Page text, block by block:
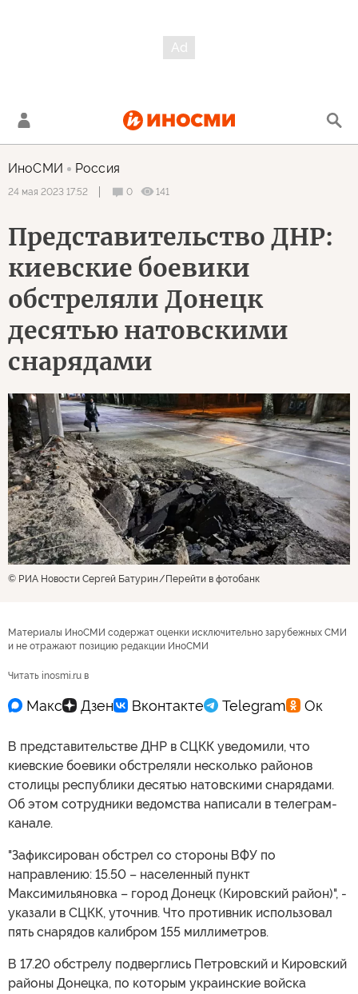
ИноСМИ Россия
24 мая 2023 17:52 0 141
Представительство ДНР:
киевские боевики
обстреляли Донецк
десятью натовскими
снарядами
© РИА Новости Сергей Батурин Перейти в фотобанк
Материалы ИноСМИ содержат оценки исключительно зарубежных СМИ
и не отражают позицию редакции ИноСМИ
Читать inosmi.ru в
В представительстве ДНР в СЦКК уведомили, что
киевские боевики обстреляли несколько районов
столицы республики десятью натовскими снарядами.
Об этом сотрудники ведомства написали в телеграм-
канале.
"Зафиксирован обстрел со стороны ВФУ по
направлению: 15.50 – населенный пункт
Максимильяновка – город Донецк (Кировский район)", -
указали в СЦКК, уточнив. Что противник использовал
пять снарядов калибром 155 миллиметров.
В 17.20 обстрелу подверглись Петровский и Кировский
районы Донецка, по которым украинские войска